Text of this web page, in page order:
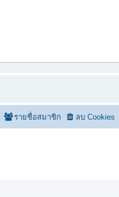
ลบ Cookies
รายชื่อสมาชิก